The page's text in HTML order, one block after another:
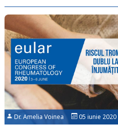
Dr. Amelia Voinea 05 iunie